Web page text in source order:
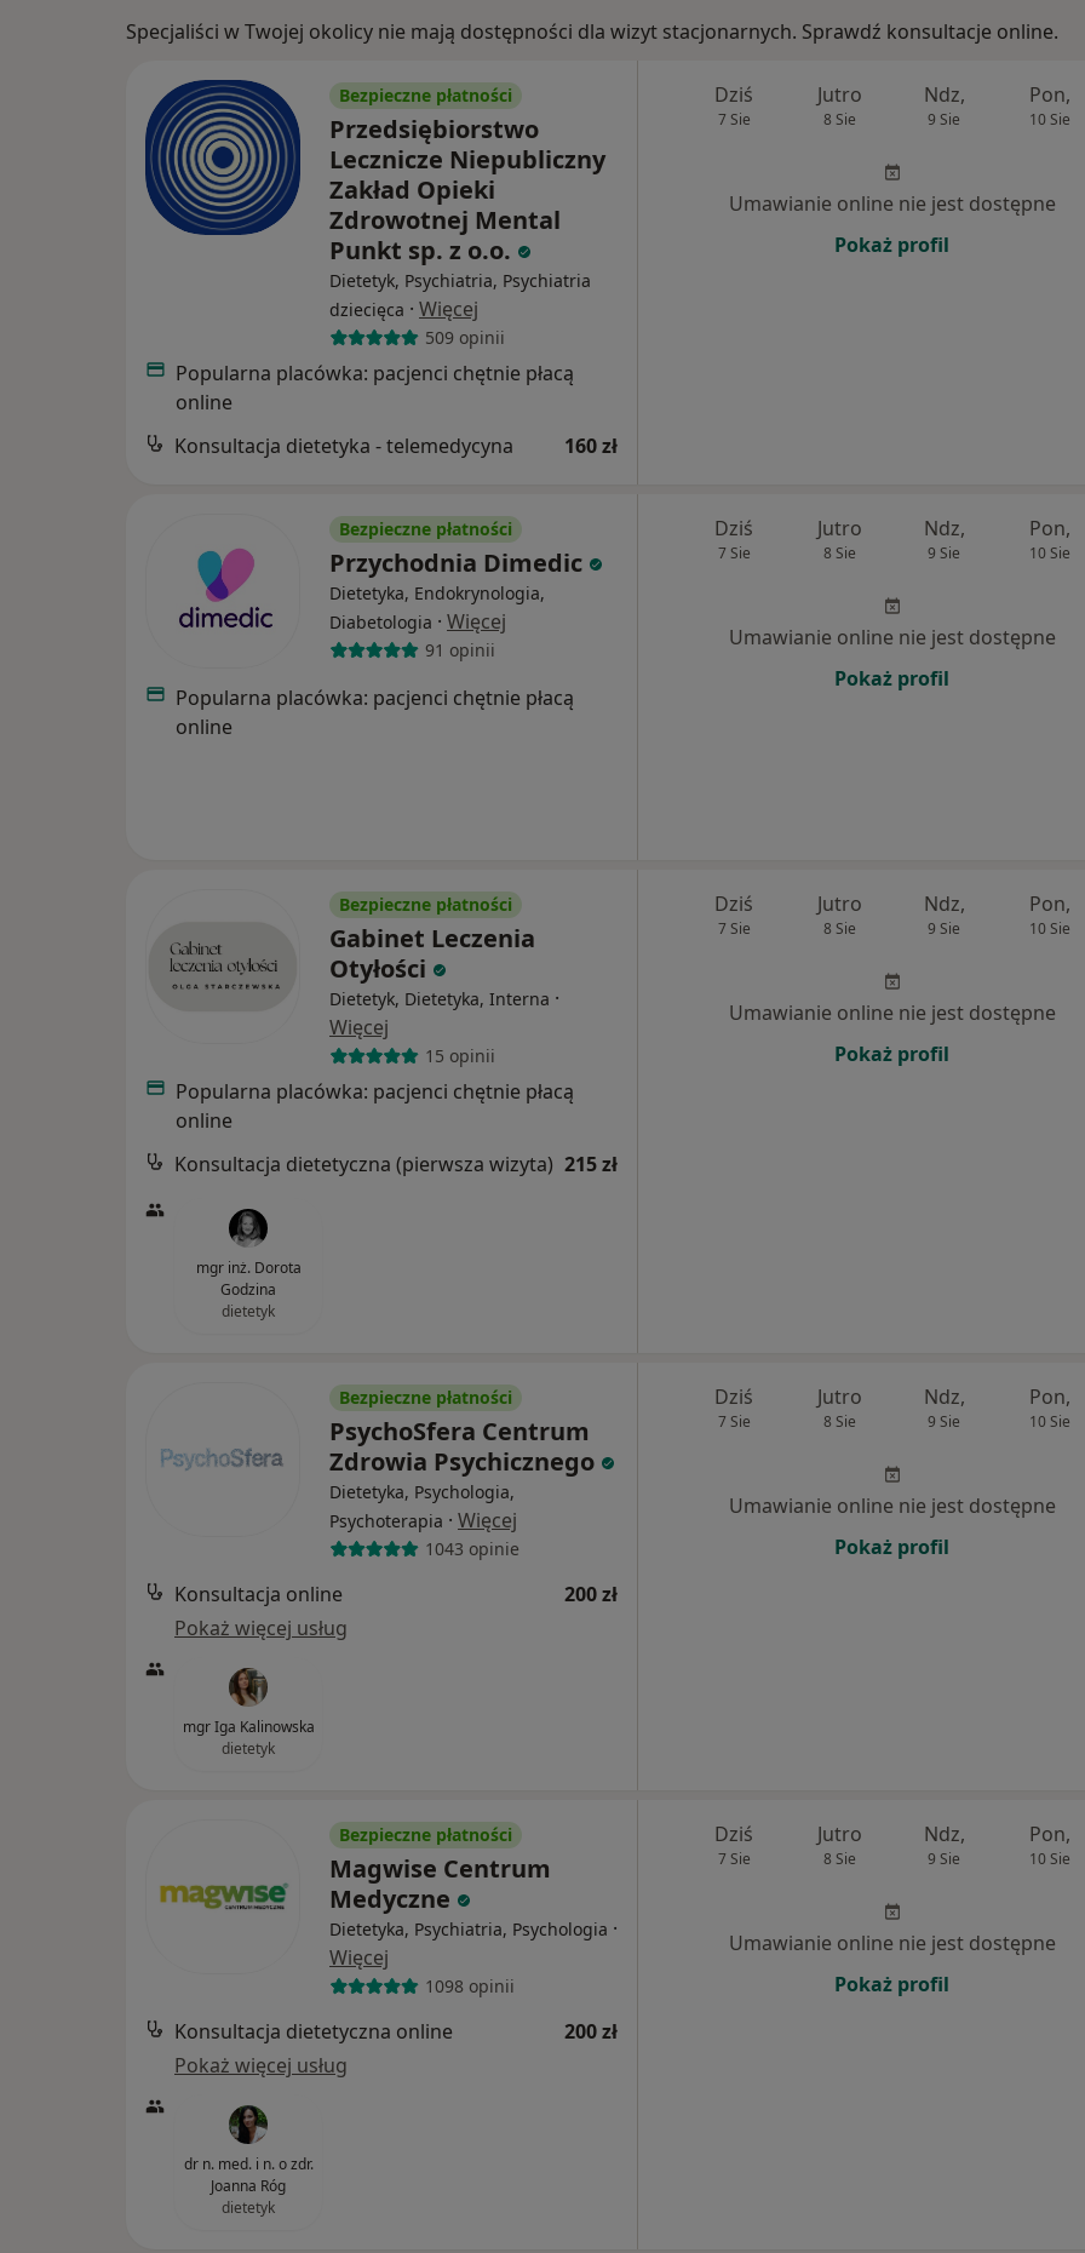
Specjaliści w Twojej okolicy nie mają dostępności dla wizyt stacjonarnych. Sprawdź konsultacje online.
Bezpieczne płatności
Przedsiębiorstwo
Lecznicze Niepubliczny
Zakład Opieki
Zdrowotnej Mental
Punkt sp. z o.o.
Dietetyk, Psychiatria, Psychiatria
dziecięca · Więcej
509 opinii
Popularna placówka: pacjenci chętnie płacą
online
Konsultacja dietetyka - telemedycyna
160 zł
Dziś
7 Sie
Jutro
8 Sie
Ndz,
9 Sie
Pon,
10 Sie
Umawianie online nie jest dostępne
Pokaż profil
Bezpieczne płatności
Przychodnia Dimedic
Dietetyka, Endokrynologia,
Diabetologia · Więcej
91 opinii
Popularna placówka: pacjenci chętnie płacą
online
Dziś
7 Sie
Jutro
8 Sie
Ndz,
9 Sie
Pon,
10 Sie
Umawianie online nie jest dostępne
Pokaż profil
Bezpieczne płatności
Gabinet Leczenia
Otyłości
Dietetyk, Dietetyka, Interna ·
Więcej
15 opinii
Popularna placówka: pacjenci chętnie płacą
online
Konsultacja dietetyczna (pierwsza wizyta) 215 zł
mgr inż. Dorota
Godzina
dietetyk
Dziś
7 Sie
Jutro
8 Sie
Ndz,
9 Sie
Pon,
10 Sie
Umawianie online nie jest dostępne
Pokaż profil
Bezpieczne płatności
PsychoSfera Centrum
Zdrowia Psychicznego
Dietetyka, Psychologia,
Psychoterapia · Więcej
1043 opinie
Konsultacja online
200 zł
Pokaż więcej usług
mgr Iga Kalinowska
dietetyk
Dziś
7 Sie
Jutro
8 Sie
Ndz,
9 Sie
Pon,
10 Sie
Umawianie online nie jest dostępne
Pokaż profil
Bezpieczne płatności
Magwise Centrum
Medyczne
Dietetyka, Psychiatria, Psychologia ·
Więcej
1098 opinii
Konsultacja dietetyczna online
200 zł
Pokaż więcej usług
dr n. med. i n. o zdr.
Joanna Róg
dietetyk
Dziś
7 Sie
Jutro
8 Sie
Ndz,
9 Sie
Pon,
10 Sie
Umawianie online nie jest dostępne
Pokaż profil